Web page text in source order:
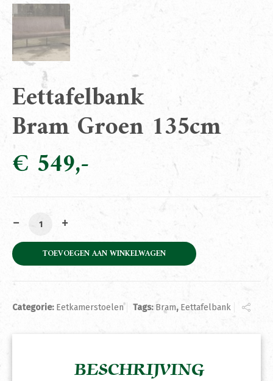
Eettafelbank
Bram Groen 135cm
€ 549
Eettafelbank Bram Groen 135cm aantal
TOEVOEGEN AAN WINKELWAGEN
Categorie: Eetkamerstoelen Tags: Bram, Eettafelbank
BESCHRIJVING